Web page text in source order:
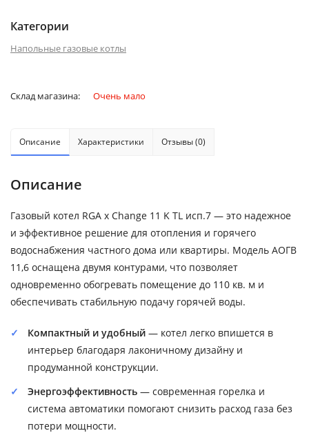
Категории
Напольные газовые котлы
Склад магазина: Очень мало
Описание Характеристики Отзывы (0)
Описание
Газовый котел RGA x Change 11 K TL исп.7 — это надежное
и эффективное решение для отопления и горячего
водоснабжения частного дома или квартиры. Модель AОГВ
11,6 оснащена двумя контурами, что позволяет
одновременно обогревать помещение до 110 кв. м и
обеспечивать стабильную подачу горячей воды.
Компактный и удобный — котел легко впишется в
интерьер благодаря лаконичному дизайну и
продуманной конструкции.
Энергоэффективность — современная горелка и
система автоматики помогают снизить расход газа без
потери мощности.